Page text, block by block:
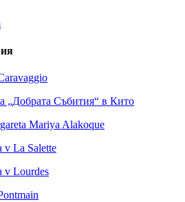
„Добрата Събития“ в Кито
Mariya Alakoque
v La Salette
v Lourdes